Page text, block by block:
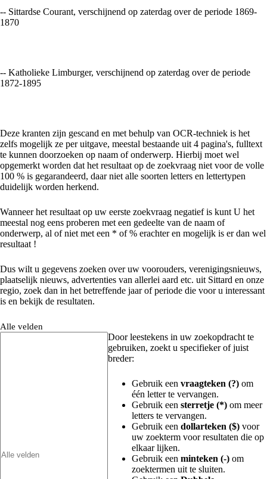
-- Sittardse Courant, verschijnend op zaterdag over de periode 1869-
1870
-- Katholieke Limburger, verschijnend op zaterdag over de periode
1872-1895
Deze kranten zijn gescand en met behulp van OCR-techniek is het
zelfs mogelijk ze per uitgave, meestal bestaande uit 4 pagina's, fulltext
te kunnen doorzoeken op naam of onderwerp. Hierbij moet wel
opgemerkt worden dat het resultaat op de zoekvraag niet voor de volle
100 % is gegarandeerd, daar niet alle soorten letters en lettertypen
duidelijk worden herkend.
Wanneer het resultaat op uw eerste zoekvraag negatief is kunt U het
meestal nog eens proberen met een gedeelte van de naam of
onderwerp, al of niet met een * of % erachter en mogelijk is er dan wel
resultaat !
Dus wilt u gegevens zoeken over uw voorouders, verenigingsnieuws,
plaatselijk nieuws, advertenties van allerlei aard etc. uit Sittard en onze
regio, zoek dan in het betreffende jaar of periode die voor u interessant
is en bekijk de resultaten.
Alle velden
Door leestekens in uw zoekopdracht te
gebruiken, zoekt u specifieker of juist
breder:
Gebruik een vraagteken (?) om
één letter te vervangen.
Gebruik een sterretje (*) om meer
letters te vervangen.
Gebruik een dollarteken ($) voor
uw zoekterm voor resultaten die op
elkaar lijken.
Gebruik een minteken (-) om
zoektermen uit te sluiten.